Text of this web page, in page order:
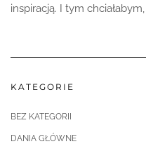
inspiracją. I tym
KATEGORIE
BEZ KATEGORII
DANIA GŁÓWNE